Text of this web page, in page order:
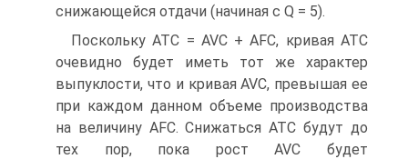
снижающейся отдачи (начиная с Q = 5).
Поскольку ATC = AVC + AFC, кривая АТС
очевидно будет иметь тот же характер
выпуклости, что и кривая AVC, превышая ее
при каждом данном объеме производства
на величину AFC. Снижаться АТС будут до
тех пор, пока рост AVC будет